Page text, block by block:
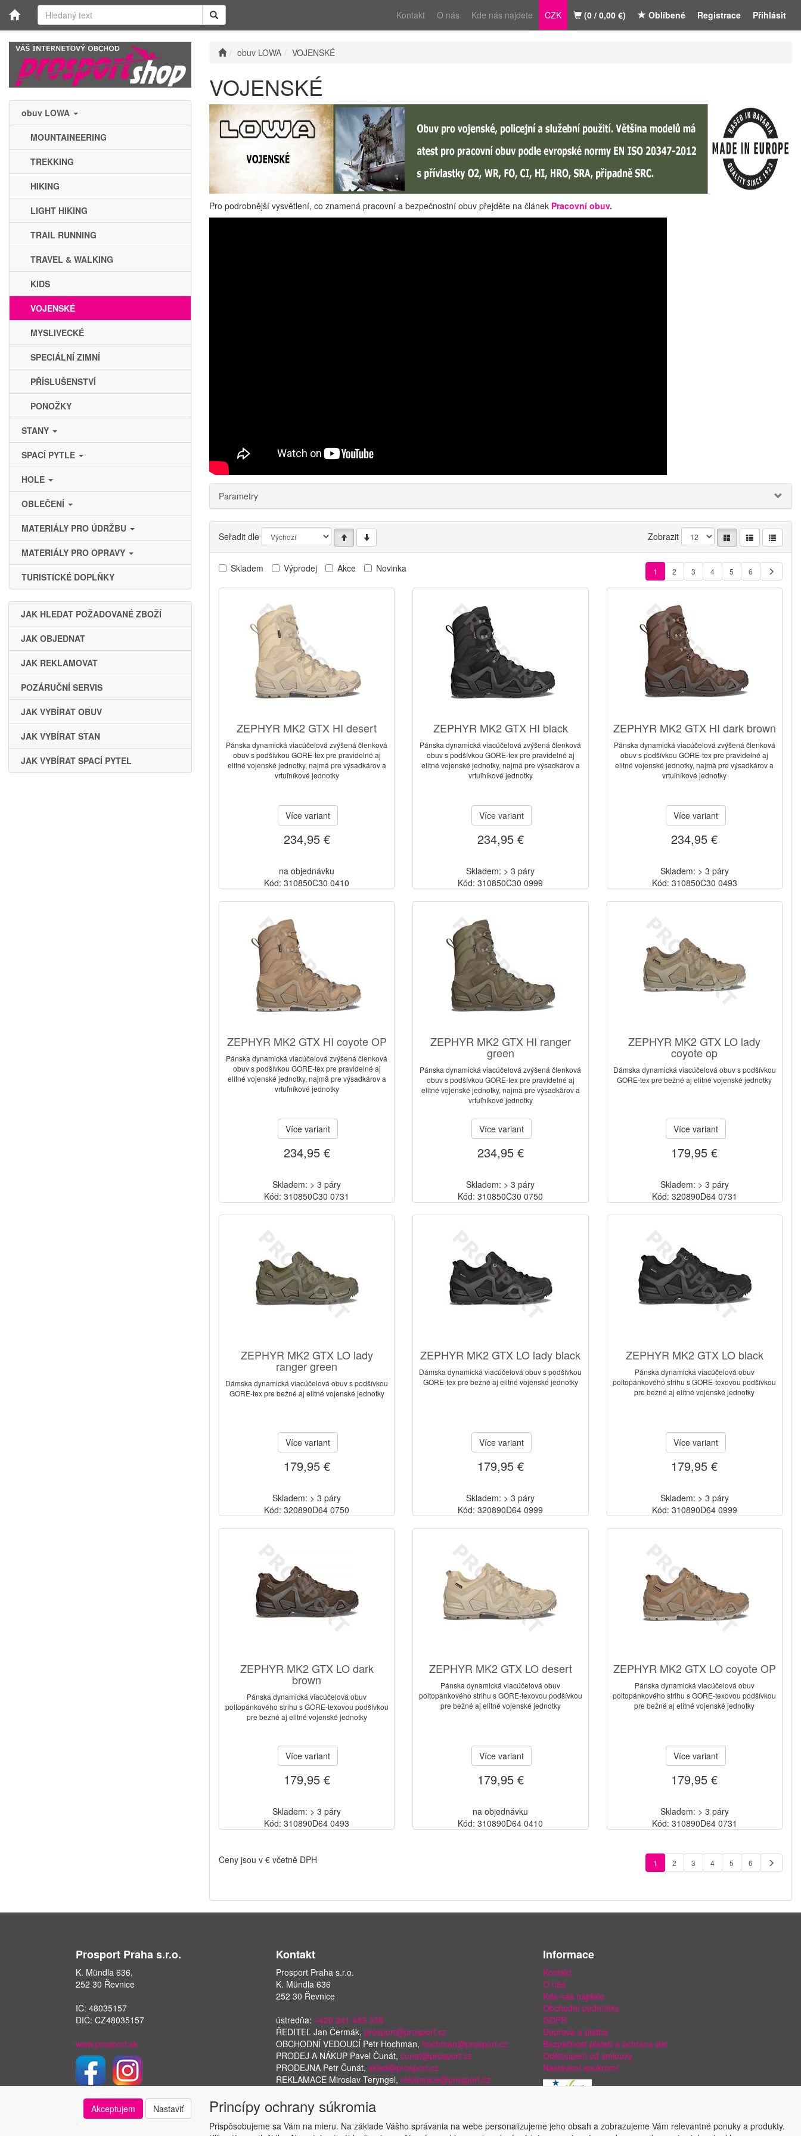
Registrace Přihlásit
Kontakt O nás Kde nás najdete CZK (0 / 0,00 €) Oblíbené
obuv LOWA
MOUNTAINEERING
TREKKING
HIKING
LIGHT HIKING
TRAIL RUNNING
TRAVEL & WALKING
KIDS
VOJENSKÉ
MYSLIVECKÉ
SPECIÁLNÍ ZIMNÍ
PŘÍSLUŠENSTVÍ
PONOŽKY
STANY
SPACÍ PYTLE
HOLE
OBLEČENÍ
MATERIÁLY PRO ÚDRŽBU
MATERIÁLY PRO OPRAVY
TURISTICKÉ DOPLŇKY
JAK HLEDAT POŽADOVANÉ ZBOŽÍ
JAK OBJEDNAT
JAK REKLAMOVAT
POZÁRUČNÍ SERVIS
JAK VYBÍRAT OBUV
JAK VYBÍRAT STAN
JAK VYBÍRAT SPACÍ PYTEL
obuv LOWA VOJENSKÉ
VOJENSKÉ
Pro podrobnější vysvětlení, co znamená pracovní a bezpečnostní obuv přejděte na článek Pracovní obuv.
Parametry
Seřadit dle Zobrazit
Skladem Výprodej Akce Novinka 1 2 3 4 5 6
ZEPHYR MK2 GTX HI desert
Pánska dynamická viacúčelová zvýšená členková
obuv s podšívkou GORE-tex pre pravidelné aj
elitné vojenské jednotky, najmä pre výsadkárov a
vrtuľníkové jednotky
Více variant
234,95 €
na objednávku
Kód: 310850C30 0410
ZEPHYR MK2 GTX HI black
Pánska dynamická viacúčelová zvýšená členková
obuv s podšívkou GORE-tex pre pravidelné aj
elitné vojenské jednotky, najmä pre výsadkárov a
vrtuľníkové jednotky
Více variant
234,95 €
Skladem: > 3 páry
Kód: 310850C30 0999
ZEPHYR MK2 GTX HI dark brown
Pánska dynamická viacúčelová zvýšená členková
obuv s podšívkou GORE-tex pre pravidelné aj
elitné vojenské jednotky, najmä pre výsadkárov a
vrtuľníkové jednotky
Více variant
234,95 €
Skladem: > 3 páry
Kód: 310850C30 0493
ZEPHYR MK2 GTX HI coyote OP
Pánska dynamická viacúčelová zvýšená členková
obuv s podšívkou GORE-tex pre pravidelné aj
elitné vojenské jednotky, najmä pre výsadkárov a
vrtuľníkové jednotky
Více variant
234,95 €
Skladem: > 3 páry
Kód: 310850C30 0731
ZEPHYR MK2 GTX HI ranger
green
Pánska dynamická viacúčelová zvýšená členková
obuv s podšívkou GORE-tex pre pravidelné aj
elitné vojenské jednotky, najmä pre výsadkárov a
vrtuľníkové jednotky
Více variant
234,95 €
Skladem: > 3 páry
Kód: 310850C30 0750
ZEPHYR MK2 GTX LO lady
coyote op
Dámska dynamická viacúčelová obuv s podšívkou
GORE-tex pre bežné aj elitné vojenské jednotky
Více variant
179,95 €
Skladem: > 3 páry
Kód: 320890D64 0731
ZEPHYR MK2 GTX LO lady
ranger green
Dámska dynamická viacúčelová obuv s podšívkou
GORE-tex pre bežné aj elitné vojenské jednotky
Více variant
179,95 €
Skladem: > 3 páry
Kód: 320890D64 0750
ZEPHYR MK2 GTX LO lady black
Dámska dynamická viacúčelová obuv s podšívkou
GORE-tex pre bežné aj elitné vojenské jednotky
Více variant
179,95 €
Skladem: > 3 páry
Kód: 320890D64 0999
ZEPHYR MK2 GTX LO black
Pánska dynamická viacúčelová obuv
poltopánkového strihu s GORE-texovou podšívkou
pre bežné aj elitné vojenské jednotky
Více variant
179,95 €
Skladem: > 3 páry
Kód: 310890D64 0999
ZEPHYR MK2 GTX LO dark
brown
Pánska dynamická viacúčelová obuv
poltopánkového strihu s GORE-texovou podšívkou
pre bežné aj elitné vojenské jednotky
Více variant
179,95 €
Skladem: > 3 páry
Kód: 310890D64 0493
ZEPHYR MK2 GTX LO desert
Pánska dynamická viacúčelová obuv
poltopánkového strihu s GORE-texovou podšívkou
pre bežné aj elitné vojenské jednotky
Více variant
179,95 €
na objednávku
Kód: 310890D64 0410
ZEPHYR MK2 GTX LO coyote OP
Pánska dynamická viacúčelová obuv
poltopánkového strihu s GORE-texovou podšívkou
pre bežné aj elitné vojenské jednotky
Více variant
179,95 €
Skladem: > 3 páry
Kód: 310890D64 0731
Ceny jsou v € včetně DPH 1 2 3 4 5 6
Prosport Praha s.r.o.
K. Mündla 636,
252 30 Řevnice
IČ: 48035157
DIČ: CZ48035157
www.prosport.sk
Kontakt
Prosport Praha s.r.o.
K. Mündla 636
252 30 Řevnice
ústredňa: +420 241 483 338
ŘEDITEL Jan Čermák, prosport@prosport.cz
OBCHODNÍ VEDOUCÍ Petr Hochman, hochman@prosport.cz
PRODEJ A NÁKUP Pavel Čunát, cunat@prosport.cz
PRODEJNA Petr Čunát, sklad@prosport.cz
REKLAMACE Miroslav Teryngel, reklamace@prosport.cz
Informace
Kontakt
O nás
Kde nás najdete
Obchodní podmínky
GDPR
Doprava a platba
Bezpečnost plateb a ochrana dat
Odstoupení od smlouvy
Nastavení soukromí
Akceptujem Nastaviť Princípy ochrany súkromia
Prispôsobujeme sa Vám na mieru. Na základe Vášho správania na webe personalizujeme jeho obsah a zobrazujeme Vám relevantné ponuky a produkty.